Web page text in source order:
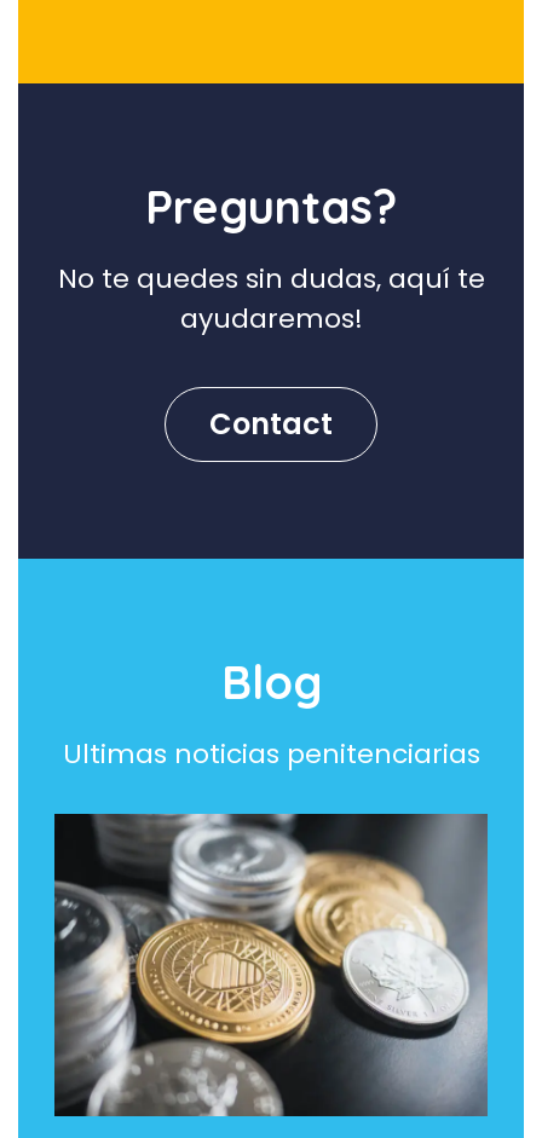
Preguntas?
No te quedes sin dudas, aquí te
ayudaremos!
Contact
Blog
Ultimas noticias penitenciarias